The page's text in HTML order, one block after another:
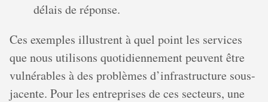
délais de réponse.
Ces exemples illustrent à quel point les services
que nous utilisons quotidiennement peuvent être
vulnérables à des problèmes d’infrastructure sous-
jacente. Pour les entreprises de ces secteurs, une